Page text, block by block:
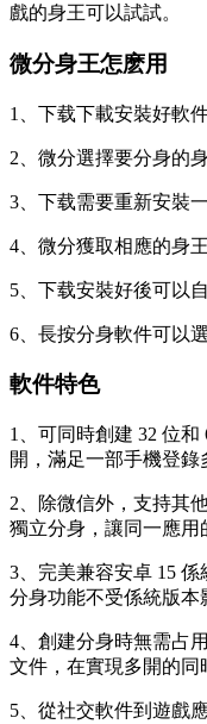
戲的身王可以試試。
微分身王怎麽用
1、下载下載安裝好軟
2、微分選擇要分身的
3、下载需要重新安裝
4、微分獲取相應的身
5、下载安裝好後可以
6、長按分身軟件可以
軟件特色
1、可同時創建 32 位
開，滿足一部手機登錄
2、除微信外，支持其
獨立分身，讓同一應用
3、完美兼容安卓 15
分身功能不受係統版本
4、創建分身時無需占
文件，在實現多開的同
5、從社交軟件到遊戲